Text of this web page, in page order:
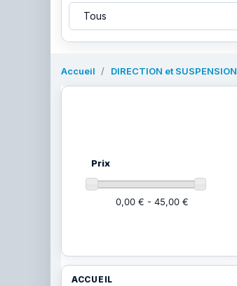
Accueil DIRECTION et SUSPENSION
Prix
0,00 € - 45,00 €
ACCUEIL